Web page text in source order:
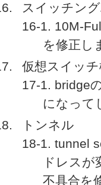
スイッチン
16-1. 10M-
を修正し
仮想スイッ
17-1. bridge
になって
トンネル
18-1. tunnel
ドレス
不具合を